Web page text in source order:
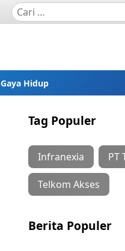
Gaya Hidup
Tag Populer
Infranexia PT
Telkom Akses
Berita Populer